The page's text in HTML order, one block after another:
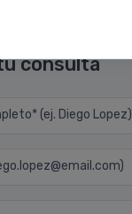
consulta
(ej. Diego Lopez)